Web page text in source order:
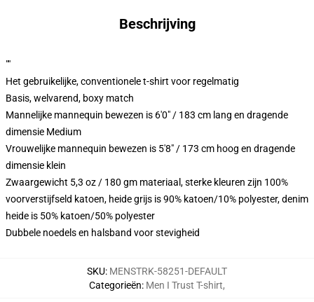
Beschrijving
""
Het gebruikelijke, conventionele t-shirt voor regelmatig
Basis, welvarend, boxy match
Mannelijke mannequin bewezen is 6'0" / 183 cm lang en dragende
dimensie Medium
Vrouwelijke mannequin bewezen is 5'8" / 173 cm hoog en dragende
dimensie klein
Zwaargewicht 5,3 oz / 180 gm materiaal, sterke kleuren zijn 100%
voorverstijfseld katoen, heide grijs is 90% katoen/10% polyester, denim
heide is 50% katoen/50% polyester
Dubbele noedels en halsband voor stevigheid
SKU: MENSTRK-58251-DEFAULT
Categorieën: Men I Trust T-shirt,